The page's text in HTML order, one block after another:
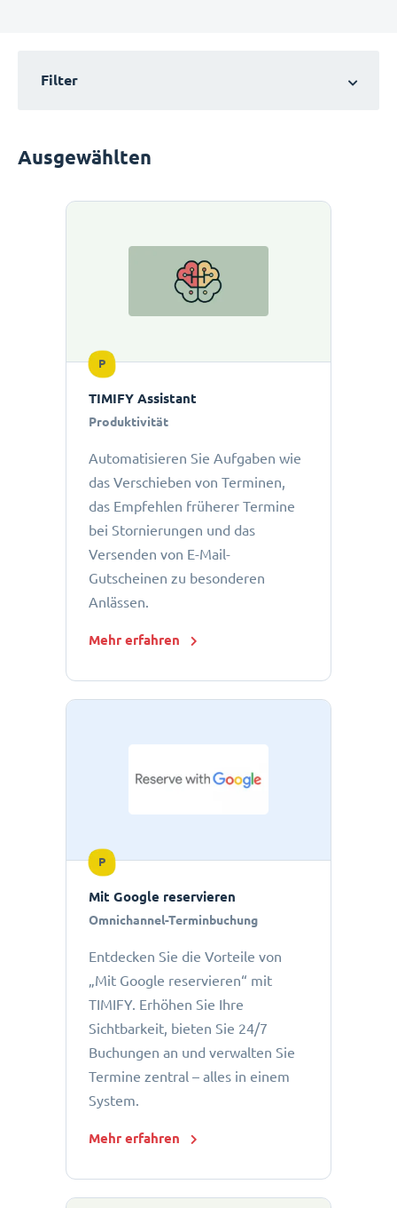
Filter
Ausgewählten
P
TIMIFY Assistant
Produktivität
Automatisieren Sie Aufgaben wie
das Verschieben von Terminen,
das Empfehlen früherer Termine
bei Stornierungen und das
Versenden von E-Mail-
Gutscheinen zu besonderen
Anlässen.
Mehr erfahren
P
Mit Google reservieren
Omnichannel-Terminbuchung
Entdecken Sie die Vorteile von
„Mit Google reservieren“ mit
TIMIFY. Erhöhen Sie Ihre
Sichtbarkeit, bieten Sie 24/7
Buchungen an und verwalten Sie
Termine zentral – alles in einem
System.
Mehr erfahren